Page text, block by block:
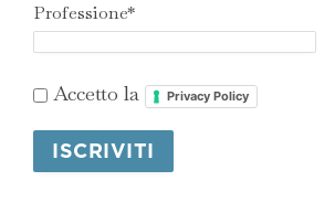
Professione*
Accetto la Privacy Policy